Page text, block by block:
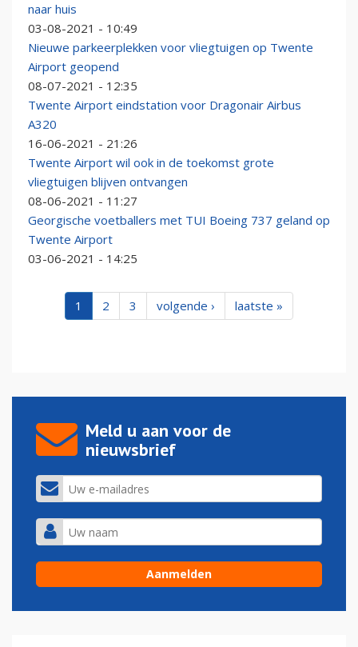
naar huis
03-08-2021 - 10:49
Nieuwe parkeerplekken voor vliegtuigen op Twente
Airport geopend
08-07-2021 - 12:35
Twente Airport eindstation voor Dragonair Airbus
A320
16-06-2021 - 21:26
Twente Airport wil ook in de toekomst grote
vliegtuigen blijven ontvangen
08-06-2021 - 11:27
Georgische voetballers met TUI Boeing 737 geland op
Twente Airport
03-06-2021 - 14:25
1 2 3 volgende › laatste »
Meld u aan voor de
nieuwsbrief